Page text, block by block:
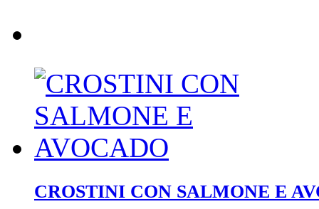
CROSTINI CON SALMONE E